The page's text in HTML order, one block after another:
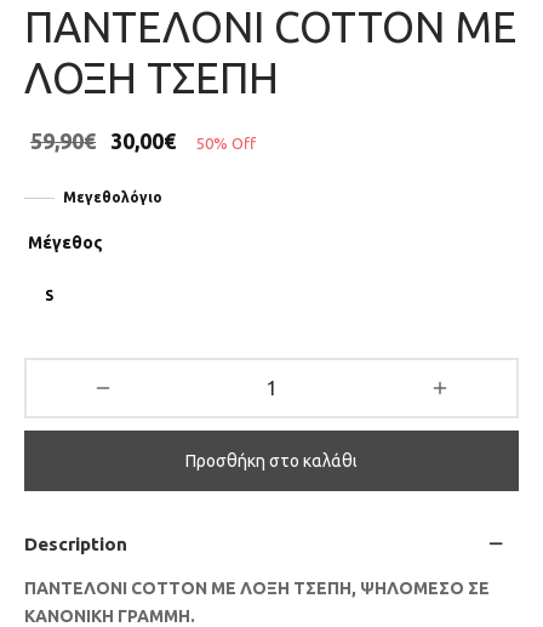
ΠΑΝΤΕΛΟΝΙ COTTON ΜΕ
ΛΟΞΗ ΤΣΕΠΗ
59,90€ 30,00€ 50% Off
Μεγεθολόγιο
Μέγεθος
S
Προσθήκη στο καλάθι
Description
ΠΑΝΤΕΛΟΝΙ COTTON ΜΕ ΛΟΞΗ ΤΣΕΠΗ, ΨΗΛΟΜΕΣΟ ΣΕ
ΚΑΝΟΝΙΚΗ ΓΡΑΜΜΗ.